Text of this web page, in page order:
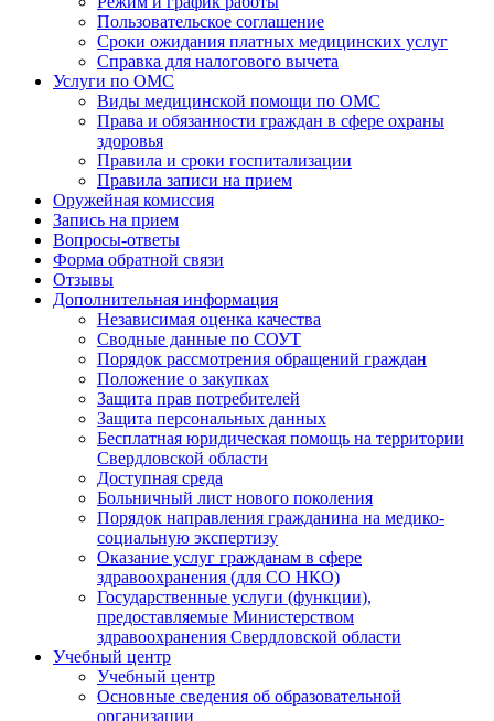
Пользовательское соглашение
Сроки ожидания платных медицинских услуг
Справка для налогового вычета
Услуги по ОМС
Виды медицинской помощи по ОМС
Права и обязанности граждан в сфере охраны
здоровья
Правила и сроки госпитализации
Правила записи на прием
Оружейная комиссия
Запись на прием
Вопросы-ответы
Форма обратной связи
Отзывы
Дополнительная информация
Независимая оценка качества
Сводные данные по СОУТ
Порядок рассмотрения обращений граждан
Положение о закупках
Защита прав потребителей
Защита персональных данных
Бесплатная юридическая помощь на территории
Свердловской области
Доступная среда
Больничный лист нового поколения
Порядок направления гражданина на медико-
социальную экспертизу
Оказание услуг гражданам в сфере
здравоохранения (для СО НКО)
Государственные услуги (функции),
предоставляемые Министерством
здравоохранения Свердловской области
Учебный центр
Учебный центр
Основные сведения об образовательной
организации